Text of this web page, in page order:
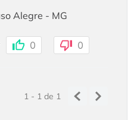
Alegre - MG
0 0
1 - 1de 1